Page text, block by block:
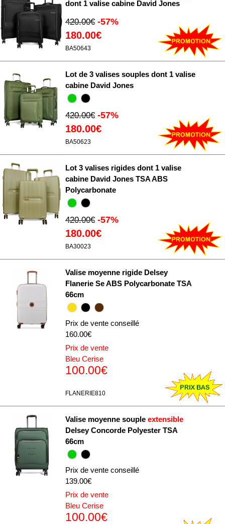
dont 1 valise cabine David Jones
420.00€ -57%
180.00€
BA50643
Lot de 3 valises souples dont 1 valise
cabine David Jones
420.00€ -57%
180.00€
BA50623
Lot 3 valises rigides dont 1 valise
cabine David Jones TSA ABS
Polycarbonate
420.00€ -57%
180.00€
BA30023
Valise moyenne rigide Delsey
Flanerie Se ABS Polycarbonate TSA
66cm
Prix de vente conseillé
160.00€
Prix de vente
Bleu Cerise
100.00€
FLANERIE810
Valise moyenne souple extensible
Delsey Concorde Polyester TSA
66cm
Prix de vente conseillé
139.00€
Prix de vente
Bleu Cerise
100.00€